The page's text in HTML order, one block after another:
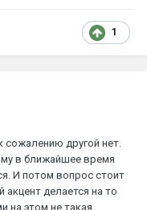
1
другой нет.
в ближайшее время
И потом вопрос стоит
акцент делается на то
на этом не такая